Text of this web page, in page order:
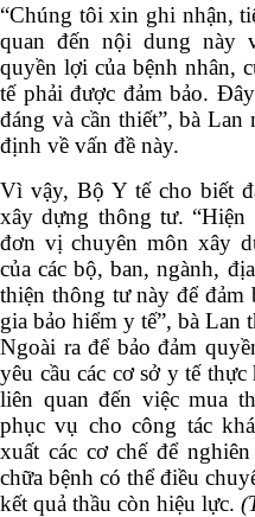
“Chúng tôi xin ghi nhận,
quan đến nội dung này
quyền lợi của bệnh nhân,
tế phải được đảm bảo.
đáng và cần thiết”, bà
định về vấn đề này.
Vì vậy, Bộ Y tế cho biết
xây dựng thông tư.
đơn vị chuyên môn xây
của các bộ, ban, ngành,
thiện thông tư này để
gia bảo hiểm y tế”, bà Lan
Ngoài ra để bảo đảm
yêu cầu các cơ sở y tế
liên quan đến việc mua
phục vụ cho công tác
xuất các cơ chế để
chữa bệnh có thể điều
kết quả thầu còn hiệu lực.